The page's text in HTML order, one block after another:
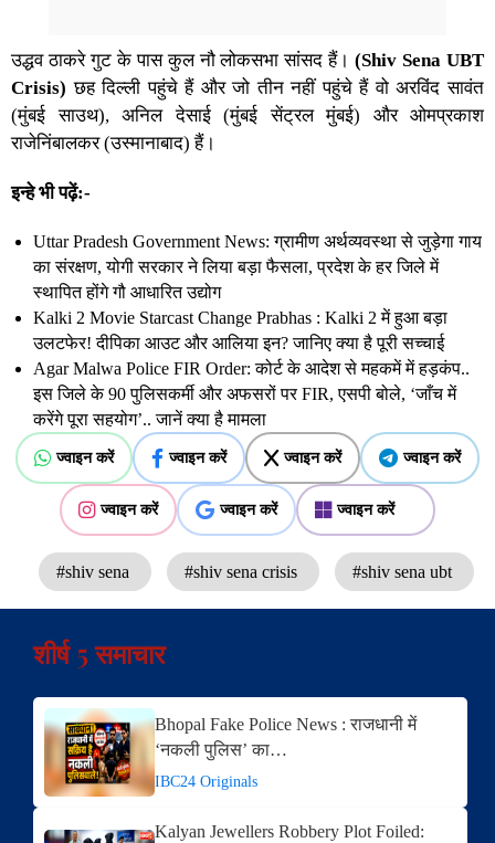
उद्धव ठाकरे गुट के पास कुल नौ लोकसभा सांसद हैं।(Shiv Sena UBT
Crisis)छह दिल्ली पहुंचे हैं और जो तीन नहीं पहुंचे हैं वो अरविंद सावंत
(मुंबई साउथ), अनिल देसाई (मुंबई सेंट्रल मुंबई) और ओमप्रकाश
राजेनिंबालकर (उस्मानाबाद) हैं।
इन्हे भी पढ़ें:-
Uttar Pradesh Government News: ग्रामीण अर्थव्यवस्था से जुड़ेगा गाय
का संरक्षण, योगी सरकार ने लिया बड़ा फैसला, प्रदेश के हर जिले में
स्थापित होंगे गौ आधारित उद्योग
Kalki 2 Movie Starcast Change Prabhas : Kalki 2 में हुआ बड़ा
उलटफेर! दीपिका आउट और आलिया इन? जानिए क्या है पूरी सच्चाई
Agar Malwa Police FIR Order: कोर्ट के आदेश से महकमें में हड़कंप..
इस जिले के 90 पुलिसकर्मी और अफसरों पर FIR, एसपी बोले, ‘जाँच में
करेंगे पूरा सहयोग’.. जानें क्या है मामला
ज्वाइन करें ज्वाइन करें ज्वाइन करें ज्वाइन करें
ज्वाइन करें ज्वाइन करें ज्वाइन करें
#shiv sena #shiv sena crisis #shiv sena ubt
शीर्ष 5 समाचार
Bhopal Fake Police News : राजधानी में
‘नकली पुलिस’ का…
IBC24 Originals
Kalyan Jewellers Robbery Plot Foiled: